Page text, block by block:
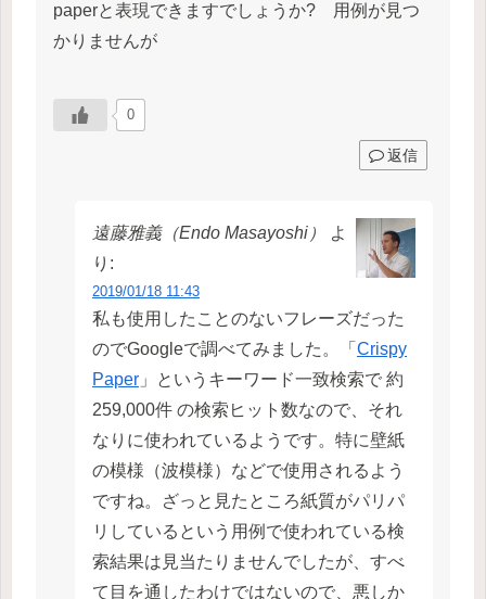
paperと表現できますでしょうか? 用例が見つ
かりませんが
0
返信
遠藤雅義（Endo Masayoshi）
よ
り:
2019/01/18 11:43
私も使用したことのないフレーズだった
のでGoogleで調べてみました。「 Crispy
Paper 」というキーワード一致検索で 約
259,000件 の検索ヒット数なので、それ
なりに使われているようです。特に壁紙
の模様（波模様）などで使用されるよう
ですね。ざっと見たところ紙質がパリパ
リしているという用例で使われている検
索結果は見当たりませんでしたが、すべ
て目を通したわけではないので、悪しか